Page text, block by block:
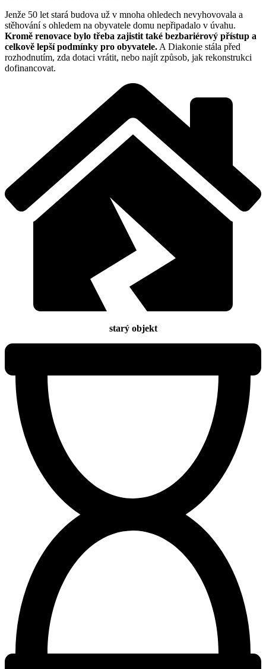
Jenže 50 let stará budova už v mnoha ohledech nevyhovovala a
stěhování s ohledem na obyvatele domu nepřipadalo v úvahu.
Kromě renovace bylo třeba zajistit také bezbariérový přístup a
celkově lepší podmínky pro obyvatele. A Diakonie stála před
rozhodnutím, zda dotaci vrátit, nebo najít způsob, jak rekonstrukci
dofinancovat.
starý objekt